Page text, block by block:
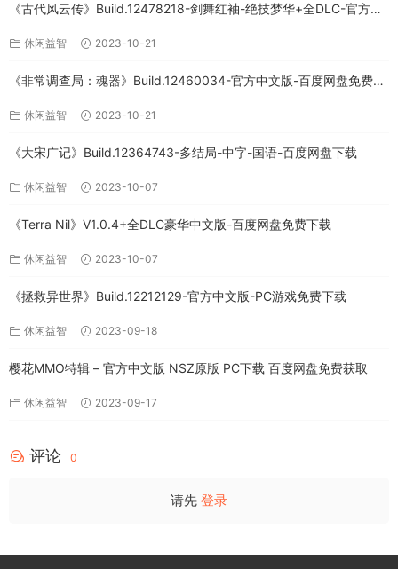
《古代风云传》Build.12478218-剑舞红袖-绝技梦华+全DLC-官方中
休闲益智 2023-10-21
《非常调查局：魂器》Build.12460034-官方中文版-百度网盘免费下
休闲益智 2023-10-21
《大宋广记》Build.12364743-多结局-中字-国语-百度网盘下载
休闲益智 2023-10-07
《Terra Nil》V1.0.4+全DLC豪华中文版-百度网盘免费下载
休闲益智 2023-10-07
《拯救异世界》Build.12212129-官方中文版-PC游戏免费下载
休闲益智 2023-09-18
樱花MMO特辑 – 官方中文版 NSZ原版 PC下载 百度网盘免费获取
休闲益智 2023-09-17
评论 0
请先 登录